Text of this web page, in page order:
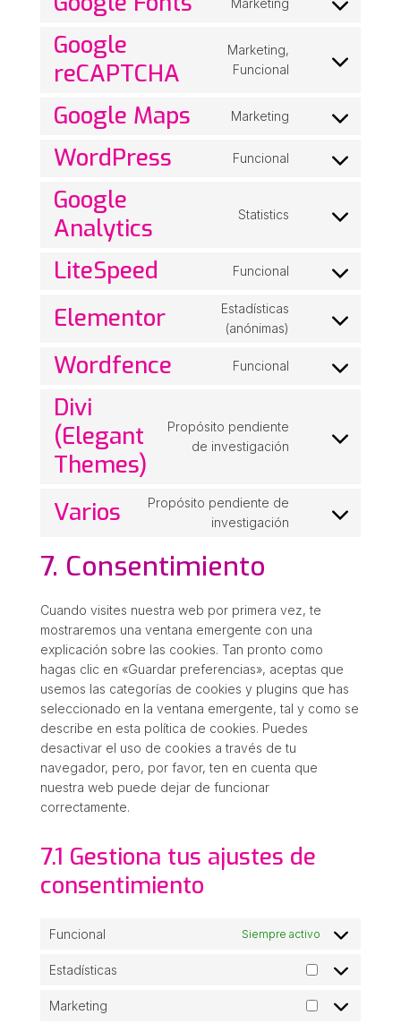
service
Marketing
Consent
google-
Google
reCAPTCHA
Marketing,
Funcional
Consent
google-
Google Maps Marketing
Consent
service
WordPress Funcional
Consent
wordpress
Google
Analytics
Statistics
Consent
google-
LiteSpeed Funcional
Consent
service
Elementor
Estadísticas
(anónimas)
Consent
service
Wordfence Funcional
Consent
wordfence
Divi
(Elegant
Themes)
Propósito pendiente
de investigación
Consent
(elegant-
Varios
Propósito pendiente de
investigación
Consent
7. Consentimiento
Cuando visites nuestra web por primera vez, te
mostraremos una ventana emergente con una
explicación sobre las cookies. Tan pronto como
hagas clic en «Guardar preferencias», aceptas que
usemos las categorías de cookies y plugins que has
seleccionado en la ventana emergente, tal y como se
describe en esta política de cookies. Puedes
desactivar el uso de cookies a través de tu
navegador, pero, por favor, ten en cuenta que
nuestra web puede dejar de funcionar
correctamente.
7.1 Gestiona tus ajustes de
consentimiento
Funcional Siempre activo
Estadísticas
Estadísticas
Marketing
Marketing